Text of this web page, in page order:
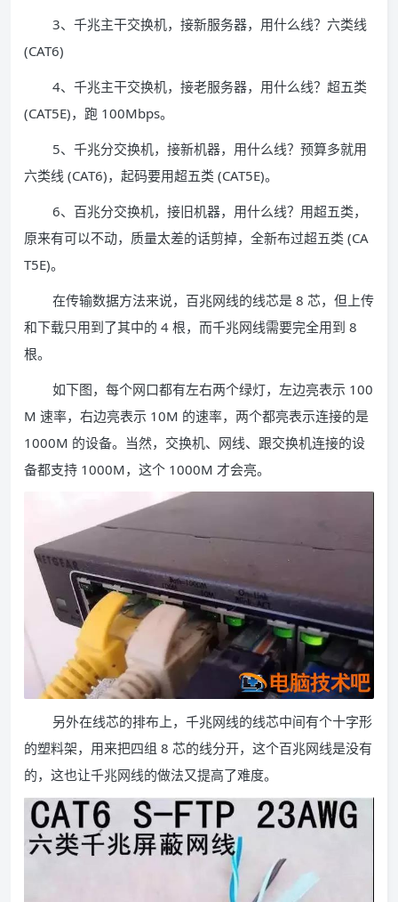
3、千兆主干交换机，接新服务器，用什么线？六类线
(CAT6)
4、千兆主干交换机，接老服务器，用什么线？超五类
(CAT5E)，跑 100Mbps。
5、千兆分交换机，接新机器，用什么线？预算多就用
六类线 (CAT6)，起码要用超五类 (CAT5E)。
6、百兆分交换机，接旧机器，用什么线？用超五类，
原来有可以不动，质量太差的话剪掉，全新布过超五类 (CA
T5E)。
在传输数据方法来说，百兆网线的线芯是 8 芯，但上传
和下载只用到了其中的 4 根，而千兆网线需要完全用到 8
根。
如下图，每个网口都有左右两个绿灯，左边亮表示 100
M 速率，右边亮表示 10M 的速率，两个都亮表示连接的是
1000M 的设备。当然，交换机、网线、跟交换机连接的设
备都支持 1000M，这个 1000M 才会亮。
另外在线芯的排布上，千兆网线的线芯中间有个十字形
的塑料架，用来把四组 8 芯的线分开，这个百兆网线是没有
的，这也让千兆网线的做法又提高了难度。